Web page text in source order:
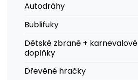
Autodráhy
Bublifuky
Dětské zbraně + karnevalové
doplňky
Dřevěné hračky